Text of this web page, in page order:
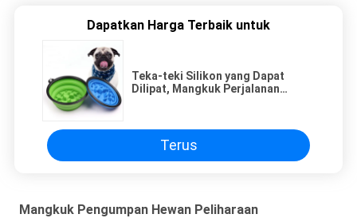
Dapatkan Harga Terbaik untuk
Teka-teki Silikon yang Dapat
Dilipat, Mangkuk Perjalanan
Terus
Mangkuk Pengumpan Hewan Peliharaan